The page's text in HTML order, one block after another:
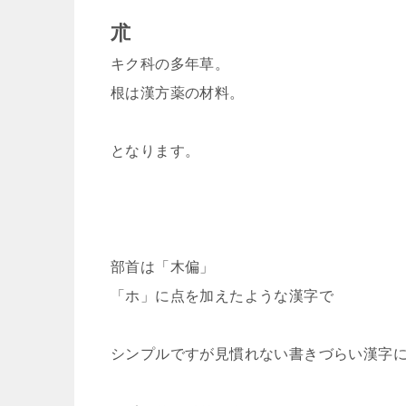
朮
キク科の多年草。
根は漢方薬の材料。
となります。
部首は「木偏」
「ホ」に点を加えたような漢字で
シンプルですが見慣れない書きづらい漢字